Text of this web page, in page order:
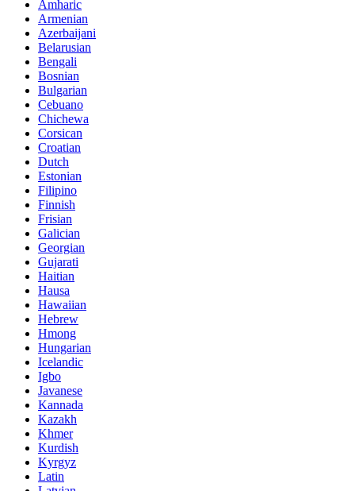
Amharic
Armenian
Azerbaijani
Belarusian
Bengali
Bosnian
Bulgarian
Cebuano
Chichewa
Corsican
Croatian
Dutch
Estonian
Filipino
Finnish
Frisian
Galician
Georgian
Gujarati
Haitian
Hausa
Hawaiian
Hebrew
Hmong
Hungarian
Icelandic
Igbo
Javanese
Kannada
Kazakh
Khmer
Kurdish
Kyrgyz
Latin